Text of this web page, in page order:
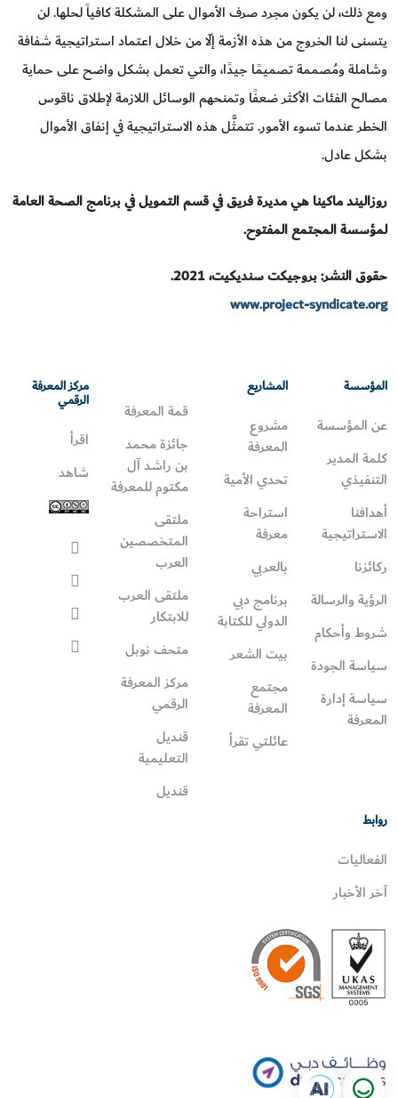
ومع ذلك، لن يكون مجرد صرف الأموال على المشكلة كافياً لحلها. لن
يتسنى لنا الخروج من هذه الأزمة إلّا من خلال اعتماد استراتيجية شفافة
وشاملة ومُصممة تصميمًا جيدًا، والتي تعمل بشكل واضح على حماية
مصالح الفئات الأكثر ضعفًا وتمنحهم الوسائل اللازمة لإطلاق ناقوس
الخطر عندما تسوء الأمور. تتمثَّل هذه الاستراتيجية في إنفاق الأموال
بشكل عادل.
روزاليند ماكينا هي مديرة فريق في قسم التمويل في برنامج الصحة العامة
لمؤسسة المجتمع المفتوح.
حقوق النشر: بروجيكت سنديكيت، 2021.
www.project-syndicate.org
المؤسسة
عن المؤسسة
كلمة المدير
التنفيذي
أهدافنا
الاستراتيجية
ركائزنا
الرؤية والرسالة
شروط وأحكام
سياسة الجودة
سياسة إدارة
المعرفة
المشاريع
مشروع
المعرفة
تحدي الأمية
استراحة
معرفة
بالعربي
برنامج دبي
الدولي للكتابة
بيت الشعر
مجتمع
المعرفة
عائلتي تقرأ‎
قمة المعرفة
جائزة محمد
بن راشد آل
مكتوم للمعرفة
ملتقى
المتخصصين
العرب
ملتقى العرب
للابتكار
متحف نوبل
مركز المعرفة
الرقمي
قنديل
التعليمية
قنديل
مركز المعرفة
الرقمي
اقرأ
شاهد
روابط
الفعاليات
آخر الأخبار